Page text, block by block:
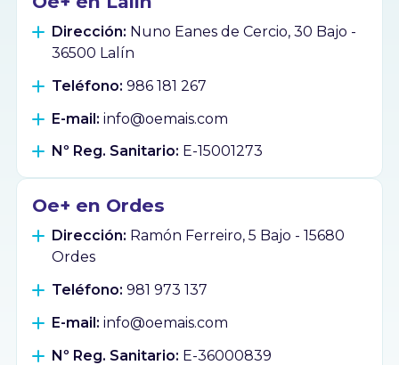
Dirección: Nuno Eanes de Cercio, 30 Bajo -
36500 Lalín
Teléfono: 986 181 267
E-mail: info@oemais.com
Nº Reg. Sanitario: E-15001273
Oe+ en Ordes
Dirección: Ramón Ferreiro, 5 Bajo - 15680
Ordes
Teléfono: 981 973 137
E-mail: info@oemais.com
Nº Reg. Sanitario: E-36000839